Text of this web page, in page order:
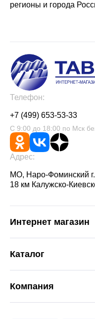
регионы и города
Телефон:
+7 (499) 653-53-33
С 9:00 до 18:00 по Мск
Адрес:
МО, Наро-Фоминский
18 км Калужско-
Интернет магазин
Каталог
Компания